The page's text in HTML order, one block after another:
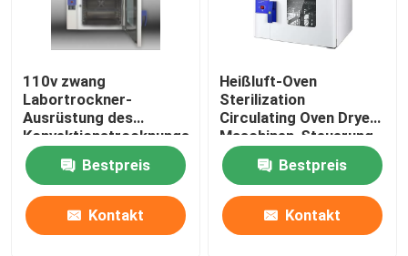
Muffelofen
110v zwang
Labortrockner-
Ausrüstung des
Konvektionstrocknungs-
Ofen-60Hz
thermostatische
Bestpreis
Kontakt
Heißluft-Oven
Sterilization
Circulating Oven Dryer-
Maschinen-Steuerung
DHG
Bestpreis
Kontakt